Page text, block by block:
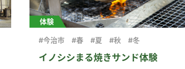
体験
イノシシまる焼きサンド体験
#今治市 #春 #夏 #秋 #冬